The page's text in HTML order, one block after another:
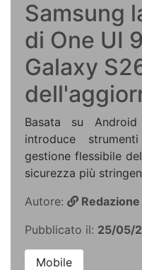
Samsung
di One UI
Galaxy
Basata su
introduce
gestione flessibile
sicurezza più
Autore:
Pubblicato il: 25/05/
Mobile